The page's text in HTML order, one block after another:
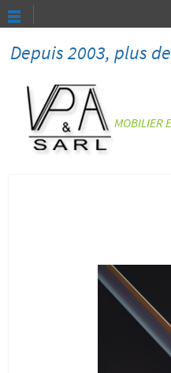
Depuis 2003, plus
MOBILIER